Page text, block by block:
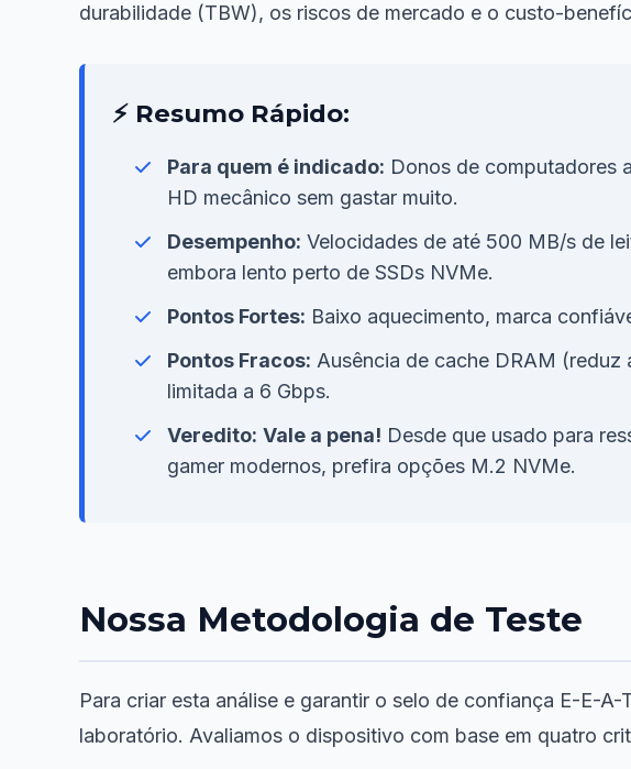
durabilidade (TBW), os riscos de mercado e o custo-
⚡ Resumo Rápido:
Para quem é indicado: Donos de computadores
HD mecânico sem gastar muito.
Desempenho: Velocidades de até 500 MB/s de
embora lento perto de SSDs NVMe.
Pontos Fortes: Baixo aquecimento, marca
Pontos Fracos: Ausência de cache DRAM (reduz
limitada a 6 Gbps.
Veredito: Vale a pena! Desde que usado para
gamer modernos, prefira opções M.2 NVMe.
Nossa Metodologia de Teste
Para criar esta análise e garantir o selo de confiança E-E-
laboratório. Avaliamos o dispositivo com base em quatro